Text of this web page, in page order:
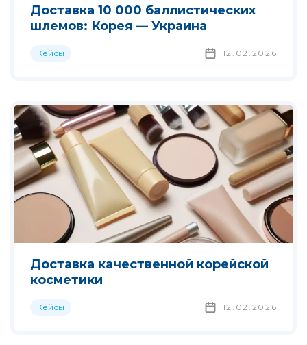
Доставка 10 000 баллистических
шлемов: Корея — Украина
Кейсы 12.02.2026
Доставка качественной корейской
косметики
Кейсы 12.02.2026